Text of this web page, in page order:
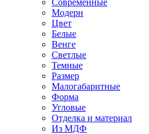
Современные
Модерн
Цвет
Белые
Венге
Светлые
Темные
Размер
Малогабаритные
Форма
Угловые
Отделка и материал
Из МДФ